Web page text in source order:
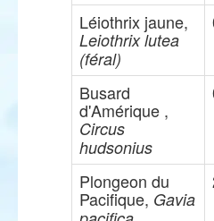
Léiothrix jaune,
Leiothrix lutea
(féral)
Busard
d'Amérique ,
Circus
hudsonius
Plongeon du
Pacifique, Gavia